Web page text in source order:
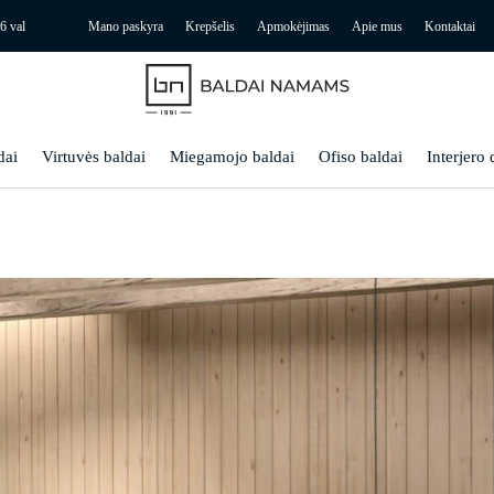
val Mano paskyra Krepšelis Apmokėjimas Apie mus Kontaktai
Virtuvės baldai Miegamojo baldai Ofiso baldai Interjero